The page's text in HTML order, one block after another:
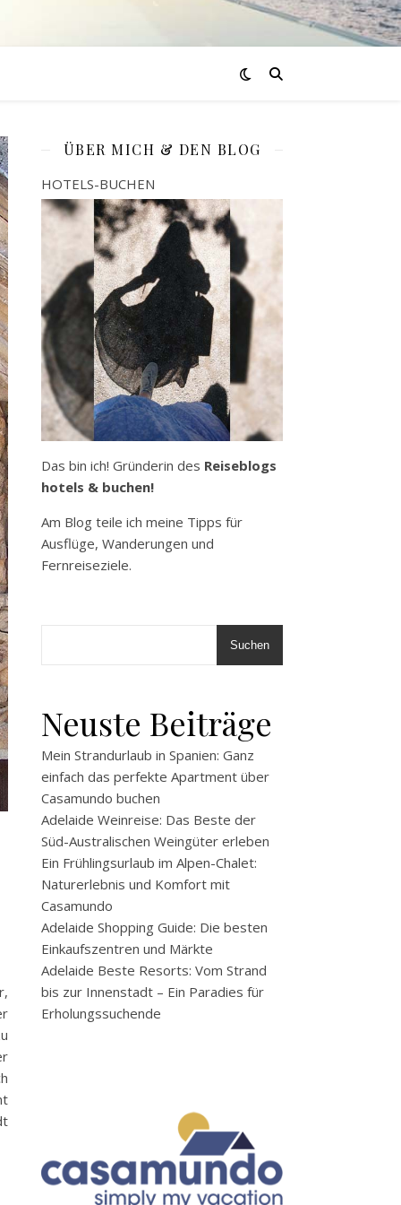
ÜBER MICH & DEN BLOG
HOTELS-BUCHEN
Das bin ich! Gründerin des Reiseblogs
hotels & buchen!
Am Blog teile ich meine Tipps für
Ausflüge, Wanderungen und
Fernreiseziele.
Suchen
Neuste Beiträge
Mein Strandurlaub in Spanien: Ganz
einfach das perfekte Apartment über
Casamundo buchen
Adelaide Weinreise: Das Beste der
Süd-Australischen Weingüter erleben
Ein Frühlingsurlaub im Alpen-Chalet:
Naturerlebnis und Komfort mit
Casamundo
Adelaide Shopping Guide: Die besten
Einkaufszentren und Märkte
Adelaide Beste Resorts: Vom Strand
bis zur Innenstadt – Ein Paradies für
Erholungssuchende